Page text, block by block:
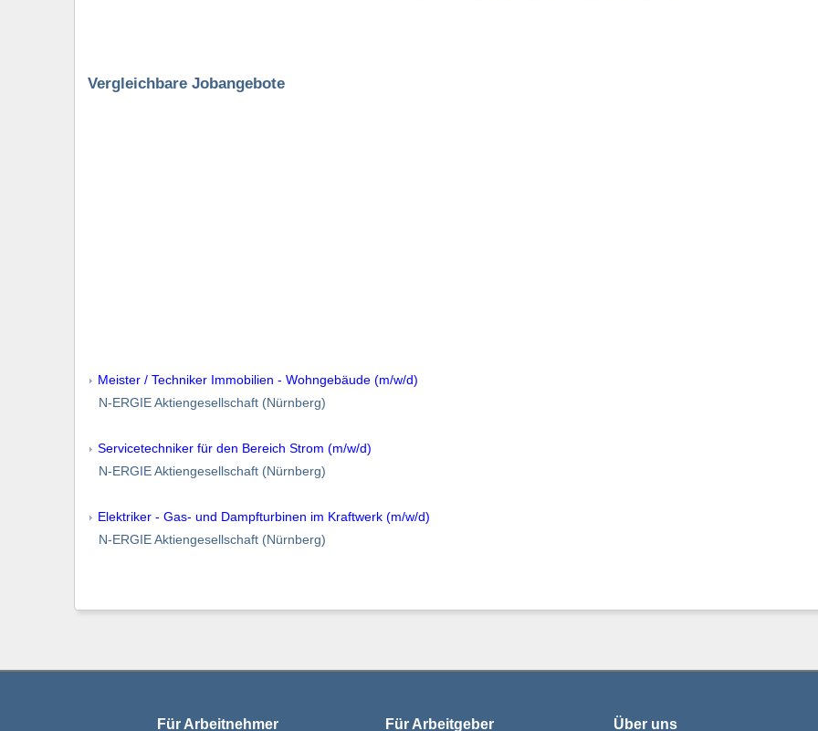
Vergleichbare Jobangebote
Meister / Techniker Immobilien - Wohngebäude (m/w/d)
N-ERGIE Aktiengesellschaft (Nürnberg)
Servicetechniker für den Bereich Strom (m/w/d)
N-ERGIE Aktiengesellschaft (Nürnberg)
Elektriker - Gas- und Dampfturbinen im Kraftwerk (m/w/d)
N-ERGIE Aktiengesellschaft (Nürnberg)
Für Arbeitnehmer Für Arbeitgeber Über uns